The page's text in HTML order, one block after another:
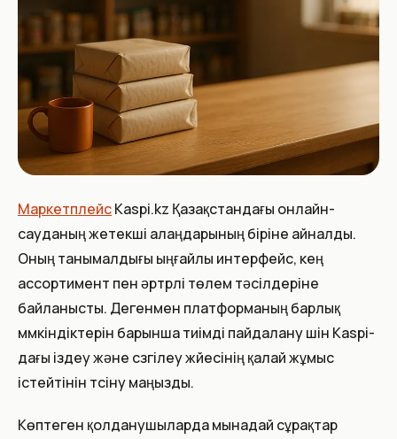
МаркетплейсKaspi.kz Қазақстандағы онлайн-
сауданың жетекші алаңдарының біріне айналды.
Оның танымалдығы ыңғайлы интерфейс, кең
ассортимент пен әртүрлі төлем тәсілдеріне
байланысты. Дегенмен платформаның барлық
мүмкіндіктерін барынша тиімді пайдалану үшін Kaspi-
дағы іздеу және сүзгілеу жүйесінің қалай жұмыс
істейтінін түсіну маңызды.
Көптеген қолданушыларда мынадай сұрақтар